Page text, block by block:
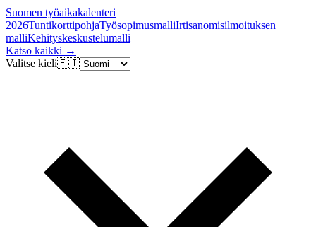
Suomen työaikakalenteri
2026TuntikorttipohjaTyösopimusmalliIrtisanomisilmoituksen
malliKehityskeskustelumalli
Katso kaikki →
Valitse kieli🇫🇮